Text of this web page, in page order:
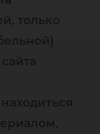
только